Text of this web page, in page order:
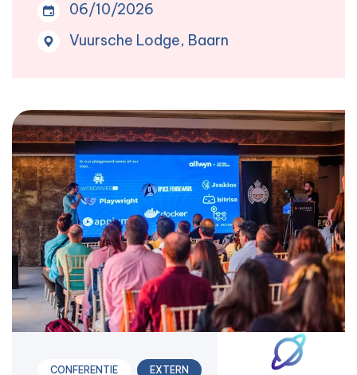
06/10/2026
Vuursche Lodge, Baarn
CONFERENTIE EXTERN